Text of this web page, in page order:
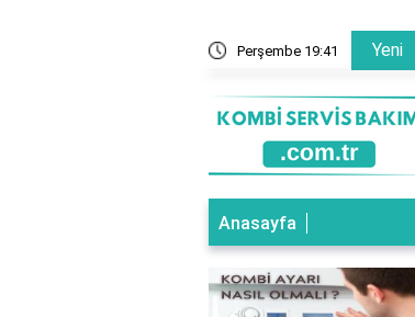
Perşembe 19:41 Yeni
Anasayfa